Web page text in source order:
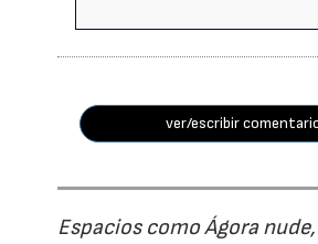
ver/escribir
Espacios como Ágora